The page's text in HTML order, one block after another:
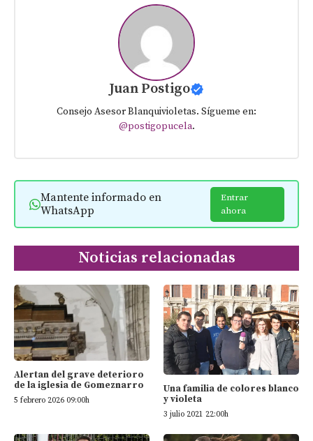
Juan Postigo
Consejo Asesor Blanquivioletas. Sígueme en:
@postigopucela.
Mantente informado en
WhatsApp
Entrar
ahora
Noticias relacionadas
Alertan del grave deterioro
de la iglesia de Gomeznarro
5 febrero 2026 09:00h
Una familia de colores blanco
y violeta
3 julio 2021 22:00h